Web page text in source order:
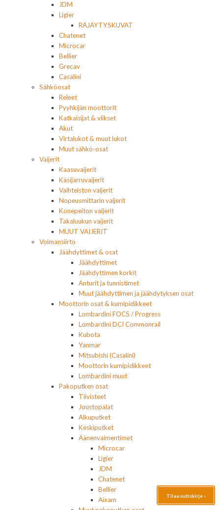
JDM
Ligier
RÄJÄYTYSKUVAT
Chatenet
Microcar
Bellier
Grecav
Casalini
Sähköosat
Releet
Pyyhkijän moottorit
Katkaisijat & viikset
Akut
Virtalukot & muut lukot
Muut sähkö-osat
Vaijerit
Kaasuvaijerit
Käsijarruvaijerit
Vaihteiston vaijerit
Nopeusmittarin vaijerit
Konepeiton vaijerit
Takaluukun vaijerit
MUUT VAIJERIT
Voimansiirto
Jäähdyttimet & osat
Jäähdyttimet
Jäähdyttimen korkit
Anturit ja tunnistimet
Muut jäähdyttimen ja jäähdytyksen osat
Moottorin osat & kumipidikkeet
Lombardini FOCS / Progress
Lombardini DCI Commonrail
Kubota
Yanmar
Mitsubishi (Casalini)
Moottorin kumipidikkeet
Lombardini muut
Pakoputken osat
Tiivisteet
Joustopalat
Alkuputket
Keskiputket
Äänenvaimentimet
Microcar
Ligier
JDM
Chatenet
Bellier
Aixam
Tilaa uutiskirje ›